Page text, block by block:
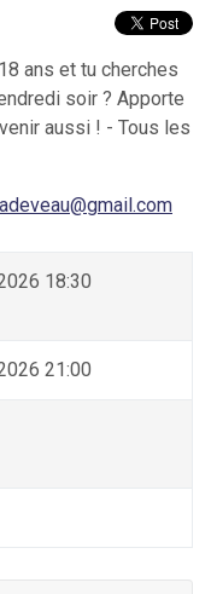
ans et tu cherches
soir ? Apporte
aussi ! - Tous les
18:30
21:00